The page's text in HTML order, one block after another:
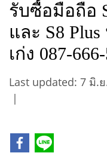
รับซื้อมือถือ
และ S8
เก่ง 087-
Last updated: 7 มิ.
|